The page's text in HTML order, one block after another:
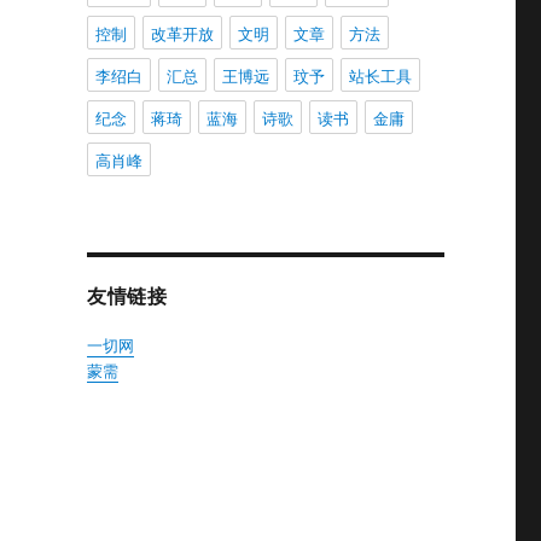
控制
改革开放 文明 文章
方法
李绍白
汇总 王博远 玟予
站长工具
纪念
蒋琦 蓝海 诗歌 读书
金庸
高肖峰
友情链接
一切网
蒙需